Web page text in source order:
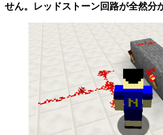
せん。レッドストーン回路が全然分